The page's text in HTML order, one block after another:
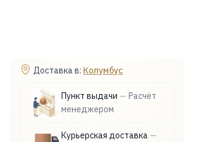
Доставка в: Колумбус
Пункт выдачи — Расчёт
менеджером
Курьерская доставка —